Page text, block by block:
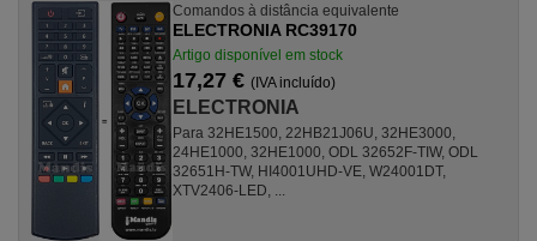
Comandos à distância equivalente
ELECTRONIA RC39170
Artigo disponível em stock
17,27 € (IVA incluído)
ELECTRONIA
Para 32HE1500, 22HB21J06U, 32HE3000,
24HE1000, 32HE1000, ODL 32652F-TIW, ODL
32651H-TW, HI4001UHD-VE, W24001DT,
XTV2406-LED, ...